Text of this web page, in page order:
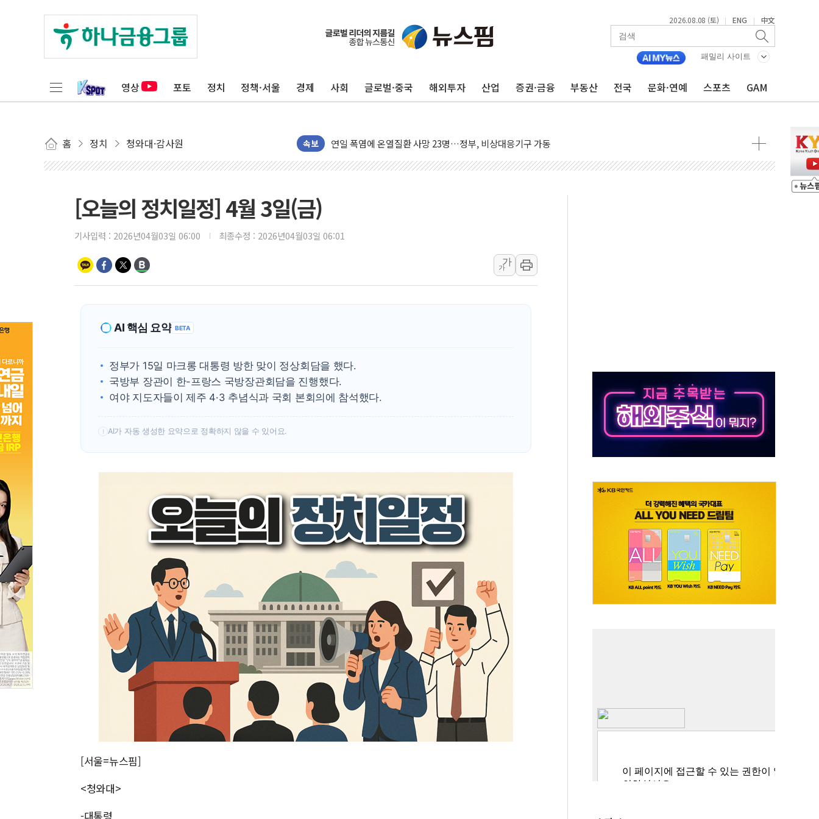
2026.08.08 (토) | ENG | 中文
패밀리 사이트
영상 포토 정치 정책·서울 경제 사회 글로벌·중국 해외투자 산업 증권·금융 부동산 전국 문화·연예 스포츠 GAM
홈 정치 청와대·감사원 속보
李대통령, ISA 개편 재검토 지시…與 "적극 환영"·野 "졸속 국정"
연일 폭염에 온열질환 사망 23명…정부, 비상대응기구 가동
中 전방위 아파트 부양, 수도 베이징도 부동산 규제 철폐
청양 밭에서 일하던 90대 숨져…온열질환 여부 조사
폭염에 車 운전면허 기능시험 오전 집중 편성…체감온도 38도 넘으면 중단
李대통령, 'ISA·주가누르기 방지법' 전면 재검토 지시
'호우 특보' 경북 울진 시간당 20~30mm 강한 비...가뭄 해소될 듯
주말 무더위·열대야 지속…내륙 곳곳 소나기
10월 보완수사권 폐지·공소청 출범…피해자들 '범죄 사각지대' 우려
한상협, 업계 개인정보 보안 새판 짠다…'자율규제단체' 타진
민주당, 오늘 제주·인천 경선 발표...김민석 '재역전' vs 정청래 '격차 확대'
유럽증시, 美 고용 예상 밖 부진에 연준 금리 인상 가능성 낮아지며 상승… STOXX 600 지수는 나흘 연속 최고치
[오늘의 정치일정] 4월 3일(금)
기사입력 : 2026년04월03일 06:00 최종수정 : 2026년04월03일 06:01
가
가
AI 핵심 요약 BETA
정부가 15일 마크롱 대통령 방한 맞이 정상회담을 했다.
국방부 장관이 한-프랑스 국방장관회담을 진행했다.
여야 지도자들이 제주 4·3 추념식과 국회 본회의에 참석했다.
! AI가 자동 생성한 요약으로 정확하지 않을 수 있어요.
[서울=뉴스핌]
<청와대>
-대통령